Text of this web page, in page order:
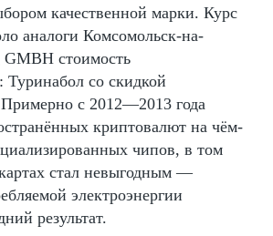
качественной марки. Курс
аналоги Комсомольск-на-
стоимость
Туринабол со скидкой
с 2012—2013 года
криптовалют на чём-
чипов, в том
стал невыгодным —
электроэнергии
результат.